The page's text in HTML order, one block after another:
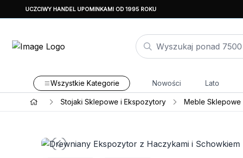
UCZCIWY HANDEL UPOMINKAMI OD 1995 ROKU
Wszystkie Kategorie Nowości Lato
Stojaki Sklepowe i Ekspozytory Meble Sklepowe